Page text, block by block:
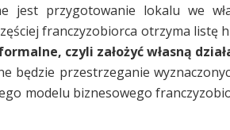
jest przygotowanie lokalu we
franczyzobiorca otrzyma listę
czyli założyć własną
będzie przestrzeganie
modelu biznesowego